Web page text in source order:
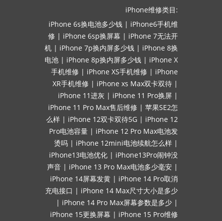
iPhone维修类目:
iPhone 6s换电池多少钱 | iPhone6手机维
修 | iPhone 6sp换屏幕 | iPhone 7无法开
机 | iPhone 7p换内屏多少钱 | iPhone 8换
电池 | iPhone 8p换内屏多少钱 | iPhone X
手机维修 | iPhone XS手机维修 | iPhone
XR手机维修 | iPhone xs Max双卡双待 |
iPhone 11进灰 | iPhone 11 Pro换屏 |
iPhone 11 Pro Max售后维修 | 苹果SE2怎
么样 | iPhone 12双卡双待5G | iPhone 12
Pro电池容量 | iPhone 12 Pro Max电池发
烫吗 | iPhone 12mini电池续航怎么样 |
iPhone13电池优化 | iPhone13Pro闹钟没
声音 | iPhone 13 Pro Max电池多少毫安 |
iPhone 14屏幕发黄 | iPhone 14 Pro取消
充电接口 | iPhone 14 Max尺寸大小是多少
| iPhone 14 Pro Max屏幕参数是多少 |
iPhone 15更换屏幕 | iPhone 15 Pro维修